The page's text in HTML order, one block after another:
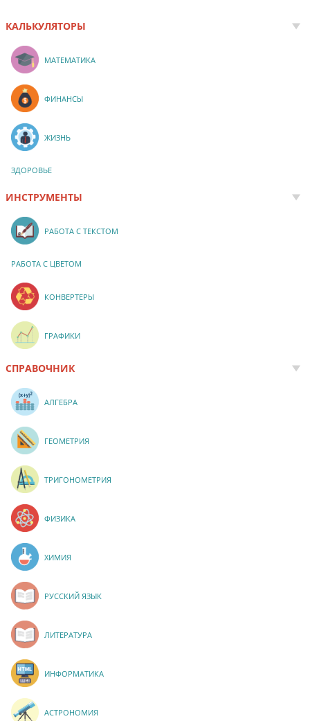
КАЛЬКУЛЯТОРЫ
МАТЕМАТИКА
ФИНАНСЫ
ЖИЗНЬ
ЗДОРОВЬЕ
ИНСТРУМЕНТЫ
РАБОТА С ТЕКСТОМ
РАБОТА С ЦВЕТОМ
КОНВЕРТЕРЫ
ГРАФИКИ
СПРАВОЧНИК
АЛГЕБРА
ГЕОМЕТРИЯ
ТРИГОНОМЕТРИЯ
ФИЗИКА
ХИМИЯ
РУССКИЙ ЯЗЫК
ЛИТЕРАТУРА
ИНФОРМАТИКА
АСТРОНОМИЯ